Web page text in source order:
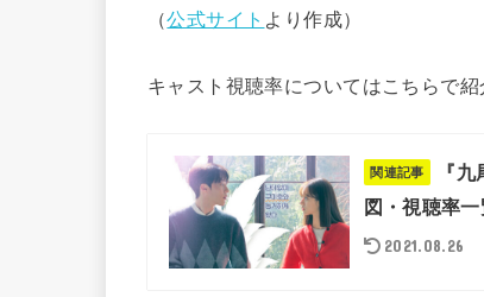
（公式サイト より作成）
キャスト視聴率についてはこちらで紹
関連記事
『
図・視聴率一
2021.08.26